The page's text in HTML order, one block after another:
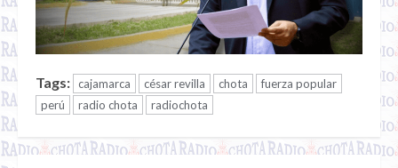
Tags: cajamarca césar revilla chota
fuerza popular
perú
radio chota radiochota